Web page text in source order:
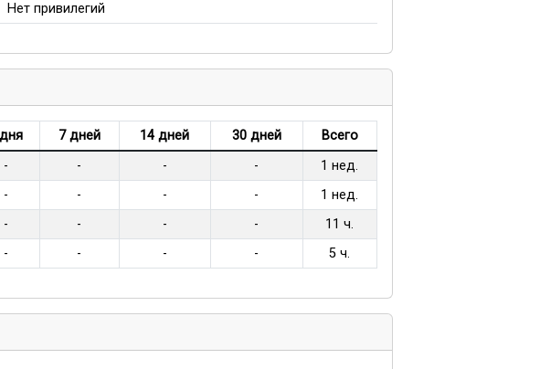
Нет привилегий
7 дней 14 дней 30 дней
Всего
- - - -
1 нед.
- - - -
1 нед.
- - - -
11 ч.
- - - - 5 ч.